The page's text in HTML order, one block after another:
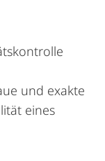
und exakte
eines